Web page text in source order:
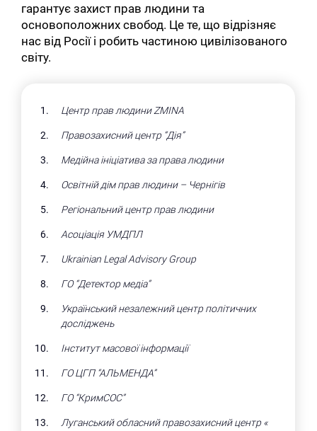
гарантує захист прав людини та
основоположних свобод. Це те, що відрізняє
нас від Росії і робить частиною цивілізованого
світу.
Центр прав людини ZMINA
Правозахисний центр “Дія”
Медійна ініціатива за права людини
Освітній дім прав людини – Чернігів
Регіональний центр прав людини
Асоціація УМДПЛ
Ukrainian Legal Advisory Group
ГО “Детектор медіа”
Український незалежний центр політичних
досліджень
Інститут масової інформації
ГО ЦГП “АЛЬМЕНДА”
ГО “КримСОС”
Луганський обласний правозахисний центр «